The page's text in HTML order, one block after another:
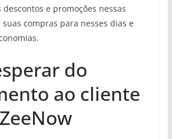
e promoções nessas
suas compras para nesses dias e
do
ao cliente